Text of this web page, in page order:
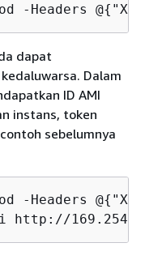
-Headers @{ "X-
dapat
Dalam
ID AMI
instans, token
sebelumnya
-Headers @{ "X-
http://